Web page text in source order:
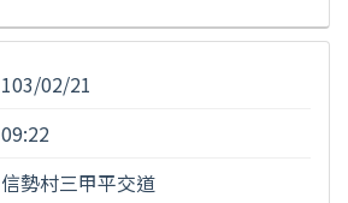
103/02/21
09:22
信勢村三甲平交道